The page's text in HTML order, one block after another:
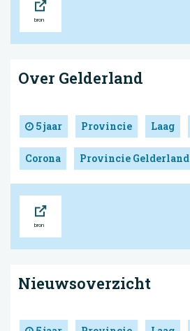
Over Gelderland
5 jaar Provincie Laag
Corona Provincie Gelderland
Nieuwsoverzicht